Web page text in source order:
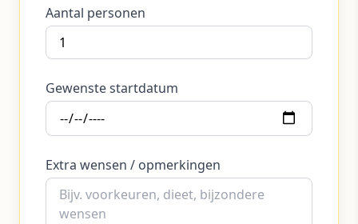
Aantal personen
Gewenste startdatum
Extra wensen / opmerkingen